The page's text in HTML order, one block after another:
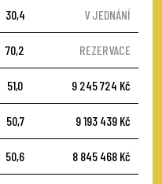
30,4 V JEDNÁNÍ
70,2 REZERVACE
51,0 9 245 724 Kč
50,7 9 193 439 Kč
50,6 8 845 468 Kč